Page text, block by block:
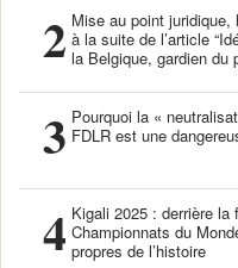
2 Mise au point
à la suite de l’article
la Belgique, gardien du
3 Pourquoi la «
FDLR est une
4 Kigali 2025 : derrière la
Championnats du
propres de l’histoire